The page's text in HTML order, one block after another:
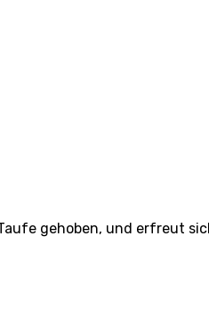
gehoben, und erfreut